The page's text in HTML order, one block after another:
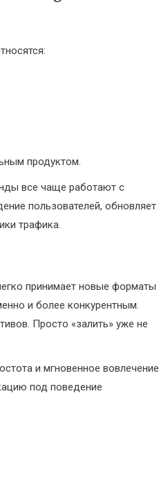
продуктом.
все чаще работают с
пользователей, обновляет
трафика.
принимает новые форматы
и более конкурентным.
Просто «залить» уже не
и мгновенное вовлечение
под поведение